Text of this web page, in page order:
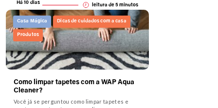
Há 10 dias leitura de 5 minutos
Casa Mágica Dicas de cuidados com a casa
Produtos
Como limpar tapetes com a WAP Aqua
Cleaner?
Você já se perguntou como limpar tapetes e